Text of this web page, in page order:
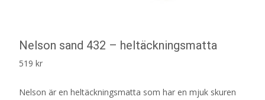
Nelson sand 432 – heltäckningsmatta
519 kr
Nelson är en heltäckningsmatta som har en mjuk skuren